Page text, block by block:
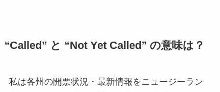
“Called” と “Not Yet Called” の意味は？
私は各州の開票状況・最新情報をニュージーラン